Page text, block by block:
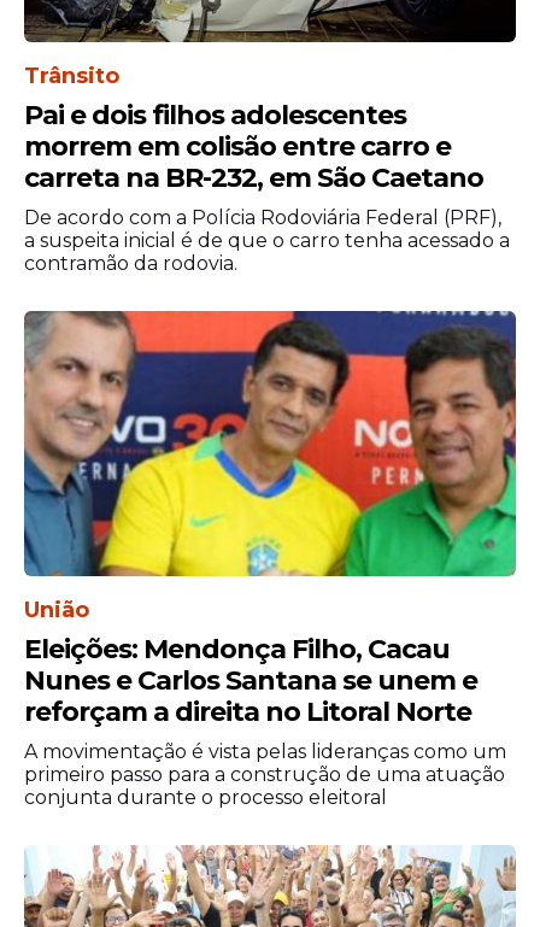
detido, continua com postura violenta,
prometendo vingança. Joel fez questão de
acompanhar todo o processo. Conhecido
por sua forte ligação com as forças de
segurança, o parlamentar reafirmou seu
compromisso com a defesa da vida e o
combate à violência contra a mulher,
destacando que “o Carnaval deve ser um
momento de alegria, não de dor”
Trânsito
Pai e dois filhos adolescentes
morrem em colisão entre carro e
carreta na BR-232, em São Caetano
De acordo com a Polícia Rodoviária Federal (PRF),
a suspeita inicial é de que o carro tenha acessado a
contramão da rodovia.
União
Eleições: Mendonça Filho, Cacau
Nunes e Carlos Santana se unem e
reforçam a direita no Litoral Norte
A movimentação é vista pelas lideranças como um
primeiro passo para a construção de uma atuação
conjunta durante o processo eleitoral